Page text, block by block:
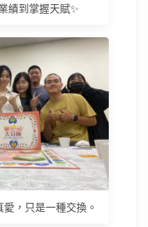
績到掌握天賦✨
，只是一種交換。